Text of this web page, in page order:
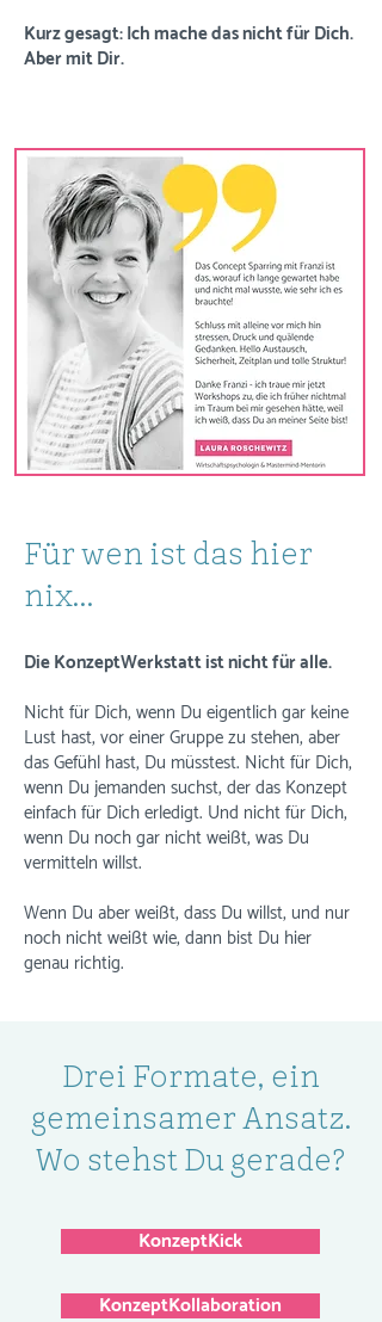
Kurz gesagt: Ich mache das nicht für Dich.
Aber mit Dir.
Für wen ist das hier
nix...
Die KonzeptWerkstatt ist nicht für alle.
Nicht für Dich, wenn Du eigentlich gar keine
Lust hast, vor einer Gruppe zu stehen, aber
das Gefühl hast, Du müsstest. Nicht für Dich,
wenn Du jemanden suchst, der das Konzept
einfach für Dich erledigt. Und nicht für Dich,
wenn Du noch gar nicht weißt, was Du
vermitteln willst.
Wenn Du aber weißt, dass Du willst, und nur
noch nicht weißt wie, dann bist Du hier
genau richtig.
Drei Formate, ein
gemeinsamer Ansatz.
Wo stehst Du gerade?
KonzeptKick
KonzeptKollaboration